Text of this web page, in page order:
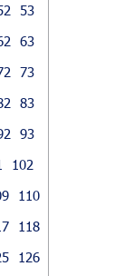
53
63
73
83
93
102
110
118
126